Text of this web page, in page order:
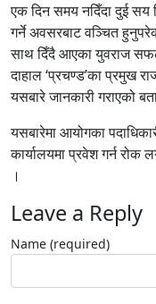
एक दिन समय नदिँदा दुई सय
गर्ने अवसरबाट वञ्चित
साथ दिँदै आएका युवराज
दाहाल ‘प्रचण्ड’का प्रमुख
यसबारे जानकारी गराएको
यसबारेमा आयोगका
कार्यालयमा प्रवेश गर्न
।
Leave a Reply
Name (required)